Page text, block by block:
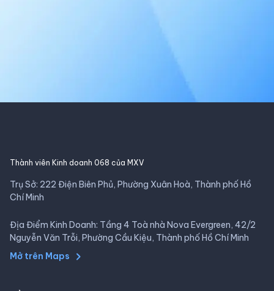
Thành viên Kinh doanh 068 của MXV
Trụ Sở: 222 Điện Biên Phủ, Phường Xuân Hoà, Thành phố Hồ
Chí Minh
Địa Điểm Kinh Doanh: Tầng 4 Toà nhà Nova Evergreen, 42/2
Nguyễn Văn Trỗi, Phường Cầu Kiệu, Thành phố Hồ Chí Minh
Mở trên Maps